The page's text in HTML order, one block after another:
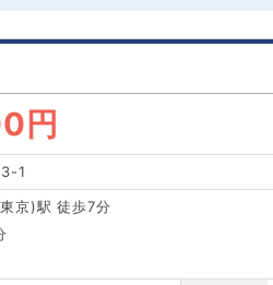
円
1
京)駅 徒歩7分